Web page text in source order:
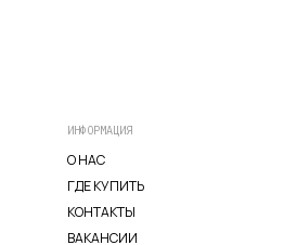
ИНФОРМАЦИЯ
О НАС
ГДЕ КУПИТЬ
КОНТАКТЫ
ВАКАНСИИ